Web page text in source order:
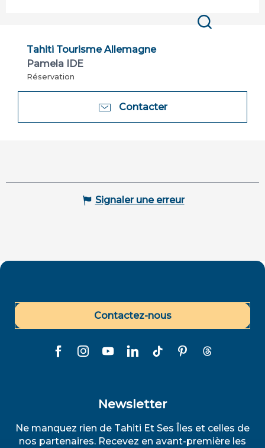
Tahiti Tourisme Allemagne
Pamela IDE
Réservation
Contacter
Signaler une erreur
Contactez-nous
Newsletter
Ne manquez rien de Tahiti Et Ses Îles et celles de
nos partenaires. Recevez en avant-première les